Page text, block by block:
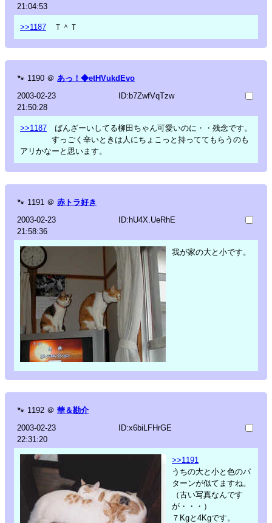
21:04:53
>>1187 Ｔ＾Ｔ
🐾 1190 ＠ あっ！◆etHVukdEvo
2003-02-23
21:50:28
ID:b7ZwfVqTzw
>>1187 ばんざーいしてる柳田ちゃん可愛いのに・・残念です。
すっごく辛いときは人にちょこっと持っててもらうのも
アリかなーと思います。
🐾 1191 ＠ 赤トラ好き
2003-02-23
21:58:36
ID:hU4X.UeRhE
我が家の大と小です。
🐾 1192 ＠ 華＆勘介
2003-02-23
22:31:20
ID:x6biLFHrGE
>>1191
うちの大と小と色のパ
ターンが似てますね。
（古い写真なんです
が・・・）
７Kgと4Kgです。